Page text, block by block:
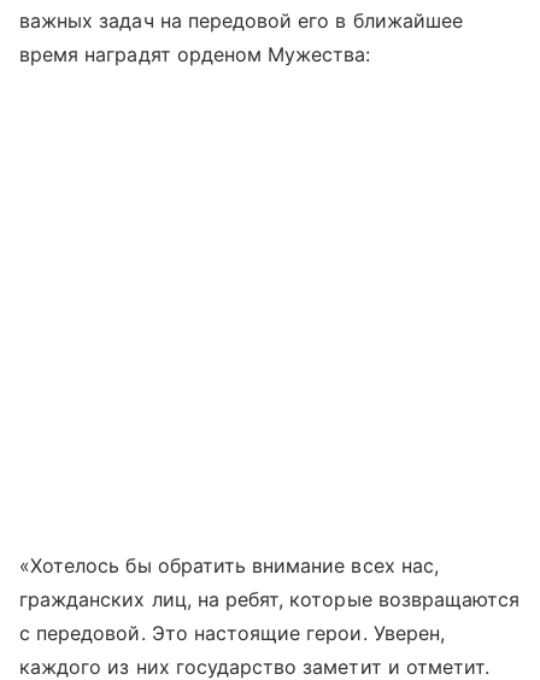
важных задач на передовой его в ближайшее
время наградят орденом Мужества:
«Хотелось бы обратить внимание всех нас,
гражданских лиц, на ребят, которые возвращаются
с передовой. Это настоящие герои. Уверен,
каждого из них государство заметит и отметит.